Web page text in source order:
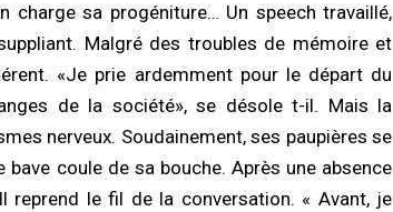
charge sa progéniture… Un speech travaillé,
Malgré des troubles de mémoire et
«Je prie ardemment pour le départ du
de la société», se désole t-il. Mais la
nerveux. Soudainement, ses paupières se
coule de sa bouche. Après une absence
reprend le fil de la conversation. « Avant, je